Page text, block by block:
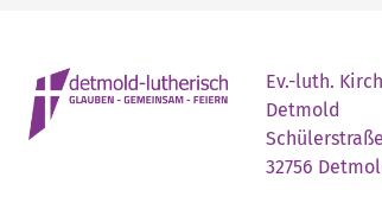
Ev.-luth.
Detmold
32756